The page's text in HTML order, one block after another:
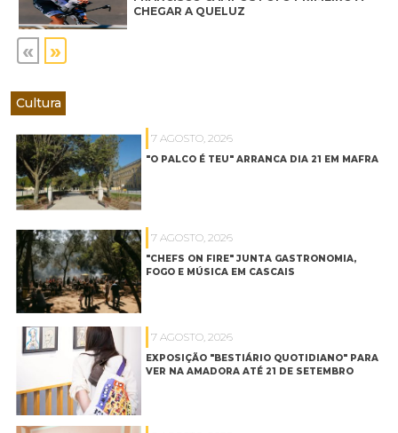
CHEGAR A QUELUZ
« »
Cultura
7 AGOSTO, 2026
"O PALCO É TEU" ARRANCA DIA 21 EM MAFRA
7 AGOSTO, 2026
"CHEFS ON FIRE" JUNTA GASTRONOMIA,
FOGO E MÚSICA EM CASCAIS
7 AGOSTO, 2026
EXPOSIÇÃO "BESTIÁRIO QUOTIDIANO" PARA
VER NA AMADORA ATÉ 21 DE SETEMBRO